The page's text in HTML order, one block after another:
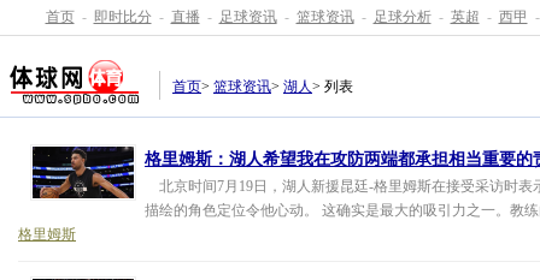
首页 - 即时比分 - 直播 - 足球资讯 - 篮球资讯 - 足球分析 - 英超 - 西甲 -
首页> 篮球资讯> 湖人> 列表
格里姆斯：湖人希望我在攻防两端都承担相当重要的
北京时间7月19日，湖人新援昆廷-格里姆斯在接受采访时表
描绘的角色定位令他心动。 这确实是最大的吸引力之一。教
格里姆斯